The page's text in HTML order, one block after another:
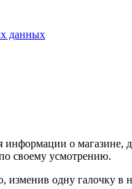
данных
информации о магазине,
своему усмотрению.
изменив одну галочку в